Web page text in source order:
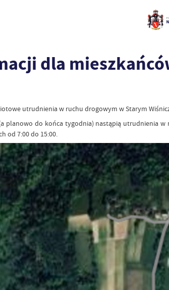
dla
utrudnienia w ruchu drogowym w Starym
planowo do końca tygodnia) nastąpią utrudnienia
od 7:00 do 15:00.